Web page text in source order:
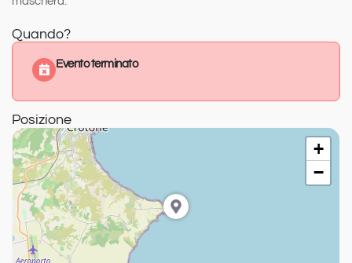
Quando?
Evento terminato
Posizione
+
−